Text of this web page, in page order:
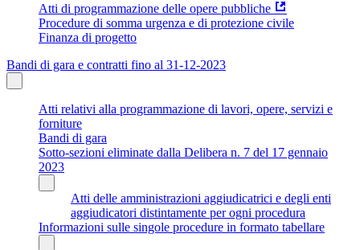
Atti di programmazione delle opere pubbliche
Procedure di somma urgenza e di protezione civile
Finanza di progetto
Bandi di gara e contratti fino al 31-12-2023
Atti relativi alla programmazione di lavori, opere, servizi e
forniture
Bandi di gara
Sotto-sezioni eliminate dalla Delibera n. 7 del 17 gennaio
2023
Atti delle amministrazioni aggiudicatrici e degli enti
aggiudicatori distintamente per ogni procedura
Informazioni sulle singole procedure in formato tabellare